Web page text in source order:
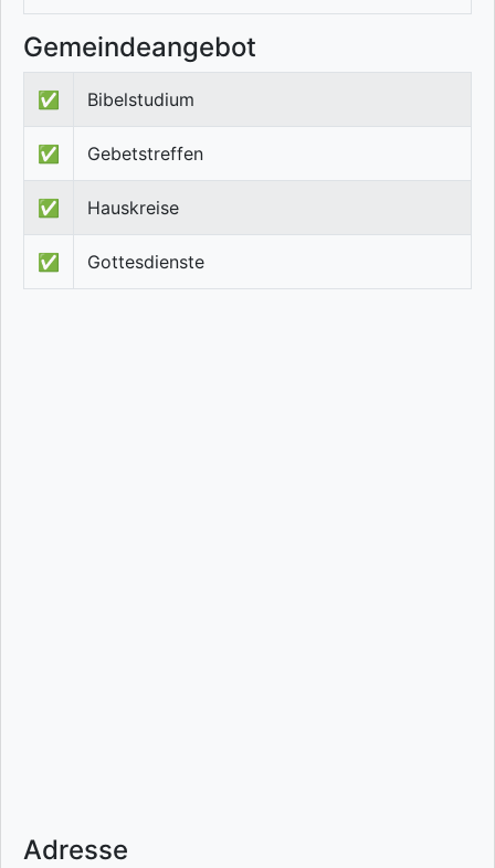
Gemeindeangebot
✅ Bibelstudium
✅ Gebetstreffen
✅ Hauskreise
✅ Gottesdienste
Adresse